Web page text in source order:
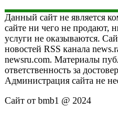
Данный сайт не является
сайте ни чего не продают,
услуги не оказываются.
новостей RSS канала
newsru.com. Материалы
ответственность за
Администрация сайта не
Сайт от bmb1 @ 2024